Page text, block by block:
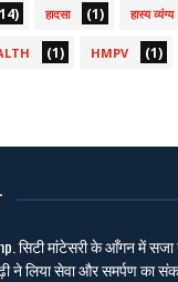
हादसा (1) हास्य व्यंग्य
(1) HMPV (1)
सिटी मांटेसरी के आँगन में
ने लिया सेवा और समर्पण का